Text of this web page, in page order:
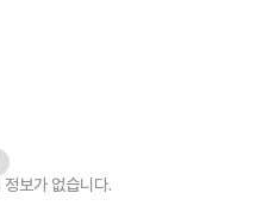
정보가 없습니다.